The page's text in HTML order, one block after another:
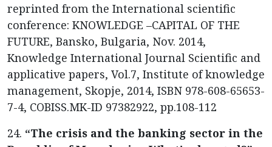
reprinted from the International scientific
conference: KNOWLEDGE –CAPITAL OF THE
FUTURE, Bansko, Bulgaria, Nov. 2014,
Knowledge International Journal Scientific and
applicative papers, Vol.7, Institute of knowledge
management, Skopje, 2014, ISBN 978-608-65653-
7-4, COBISS.MK-ID 97382922, pp.108-112
24. “The crisis and the banking sector in the